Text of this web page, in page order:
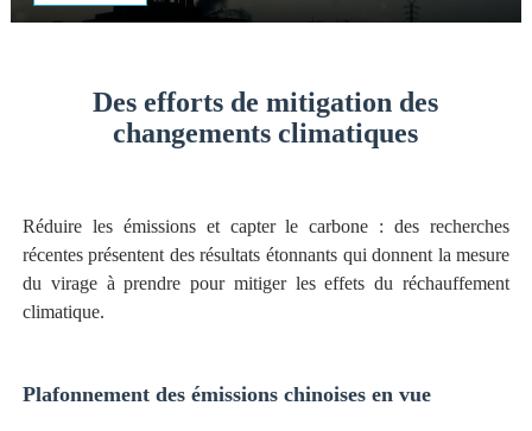
Des efforts de mitigation des
changements climatiques
Réduire les émissions et capter le carbone : des recherches
récentes présentent des résultats étonnants qui donnent la mesure
du virage à prendre pour mitiger les effets du réchauffement
climatique.
Plafonnement des émissions chinoises en vue